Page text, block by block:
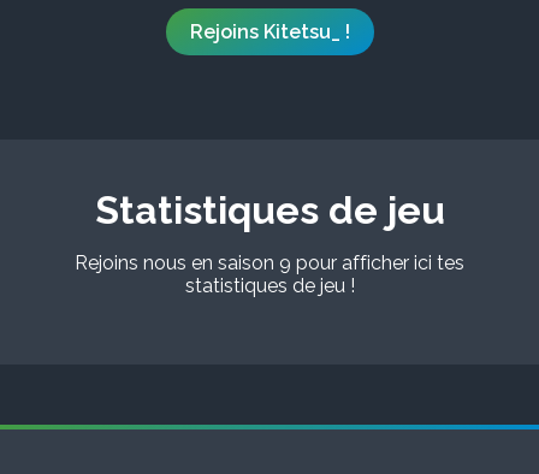
Rejoins Kitetsu_ !
Statistiques de jeu
Rejoins nous en saison 9 pour afficher ici tes
statistiques de jeu !